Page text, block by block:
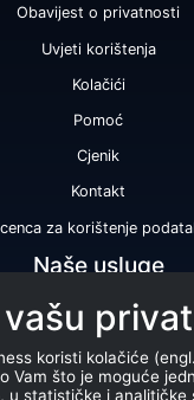
Obavijest o privatnosti
Uvjeti korištenja
Kolačići
Pomoć
Cjenik
Kontakt
za korištenje
Naše usluge
Bonitetna ocjena
Bonitetno izvješće
bonitetne
koristi kolačiće
Vam što je moguće
u statističke i analitičke